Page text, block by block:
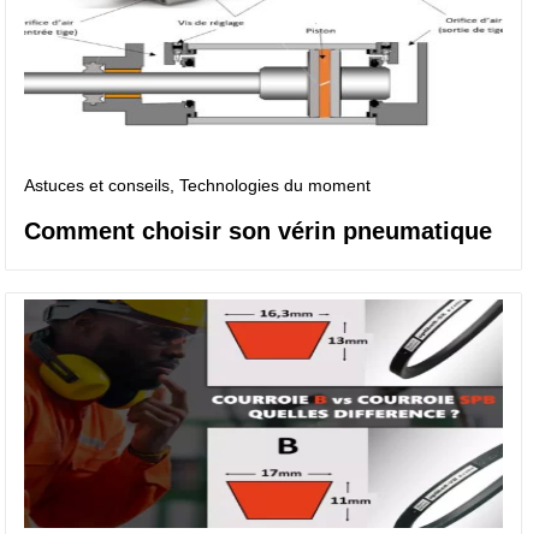
Astuces et conseils , Technologies du moment
Comment choisir son vérin pneumatique